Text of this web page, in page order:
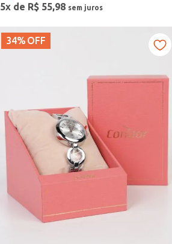
5x de R$ 55,98
34% OFF